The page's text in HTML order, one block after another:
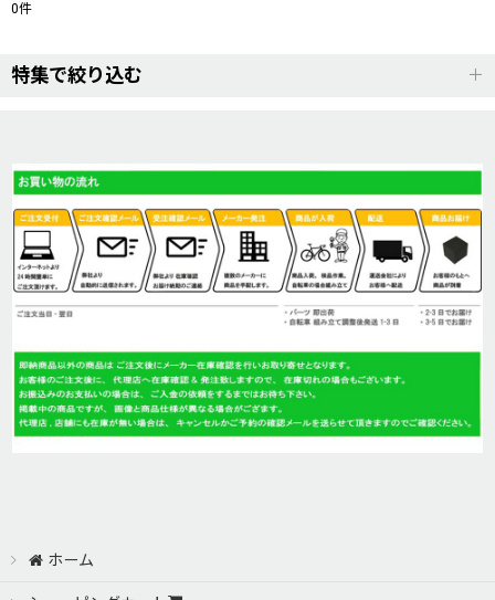
0件
特集で絞り込む
MONGOOSE(マングース)
HARO Bikes(ハロー)
GT(ジーティー)
SALSA BIKES (サルサ バイク)
GIOS(ジオス)
Cannondale (キャノンデール)
ホーム